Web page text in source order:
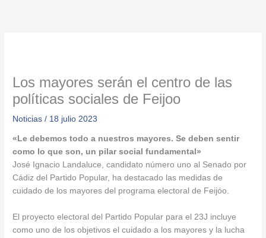
Los mayores serán el centro de las
políticas sociales de Feijoo
Noticias / 18 julio 2023
«Le debemos todo a nuestros mayores. Se deben sentir
como lo que son, un pilar social fundamental»
José Ignacio Landaluce, candidato número uno al Senado por
Cádiz del Partido Popular, ha destacado las medidas de
cuidado de los mayores del programa electoral de Feijóo.
El proyecto electoral del Partido Popular para el 23J incluye
como uno de los objetivos el cuidado a los mayores y la lucha